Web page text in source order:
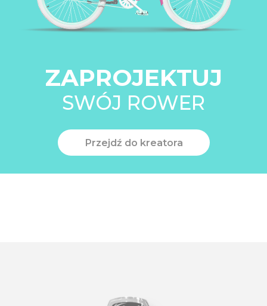
ZAPROJEKTUJ
SWÓJ ROWER
Przejdź do kreatora